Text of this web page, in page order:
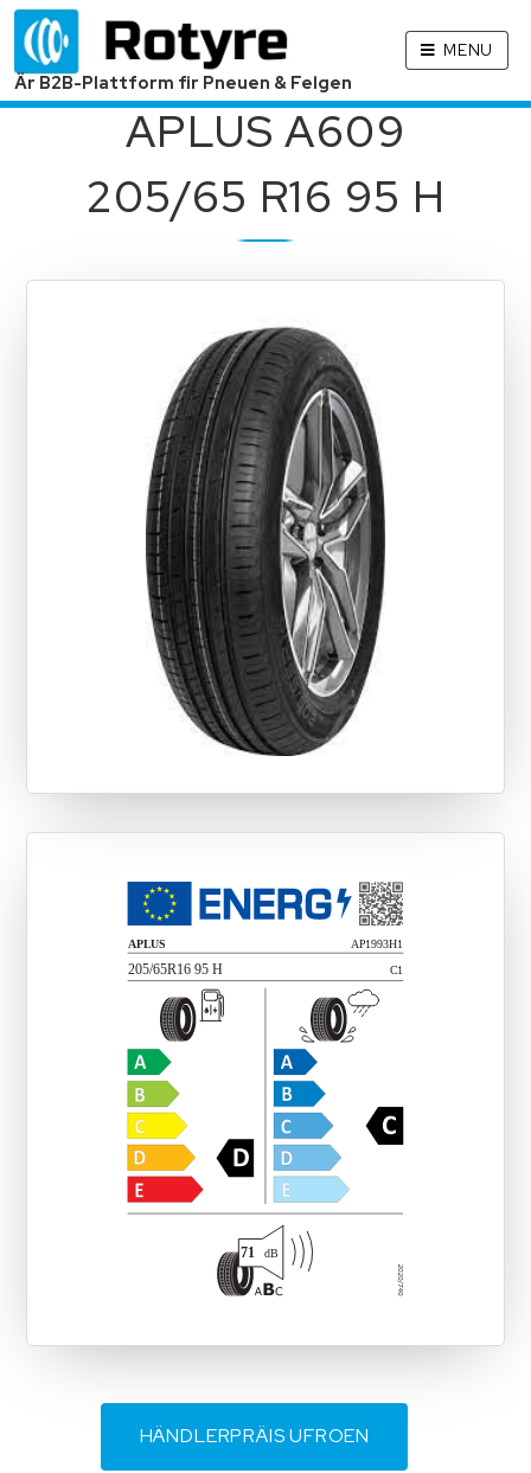
Är B2B-Plattform fir Pneuen & Felgen
MENU
APLUS A609
205/65 R16 95 H
HÄNDLERPRÄIS UFROEN